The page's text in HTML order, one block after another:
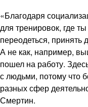
«Благодаря
для тренировок, где
переодеться,
А не как, например,
пошел на работу.
с людьми, потому что
разных сфер
Смертин.